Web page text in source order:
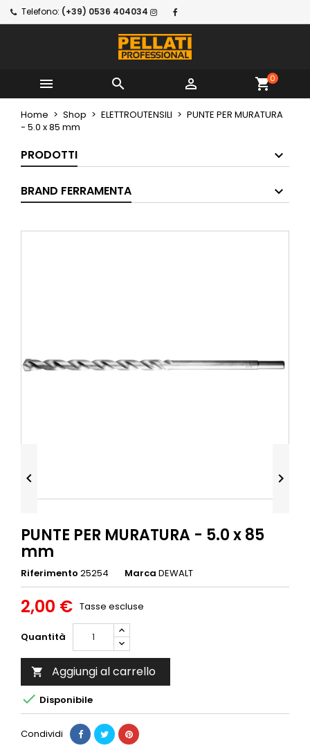
Telefono: (+39) 0536 404034
   shopping_cart0
Home Shop ELETTROUTENSILI
PUNTE PER MURATURA
- 5.0 x 85 mm
PRODOTTI
BRAND FERRAMENTA
 
PUNTE PER MURATURA - 5.0 x 85
mm
Riferimento 25254 Marca DEWALT
2,00 € Tasse escluse
Quantità
 Aggiungi al carrello
 Disponibile
Condividi